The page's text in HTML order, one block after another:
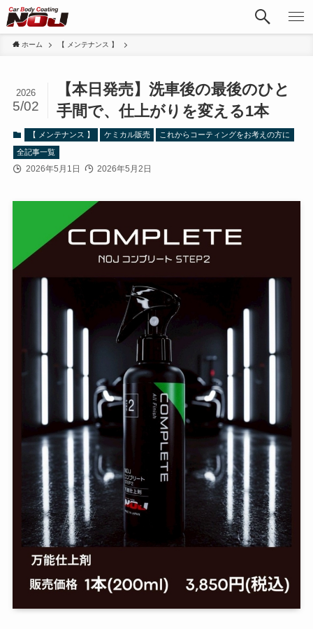
ホーム 【 メンテナンス 】
【本日発売】洗車後の最後のひと
手間で、仕上がりを変える1本
2026
5/02
【 メンテナンス 】 ケミカル販売 これからコーティングをお考えの方に
全記事一覧
2026年5月1日 2026年5月2日